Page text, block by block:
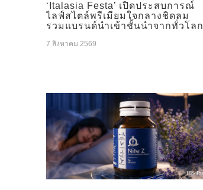
‘Italasia Festa’ เปิดประสบการณ์
ไลฟ์สไตล์พรีเมียมใจกลางชิดลม
รวมแบรนด์นำเข้าชั้นนำจากทั่วโลก
7 สิงหาคม 2569